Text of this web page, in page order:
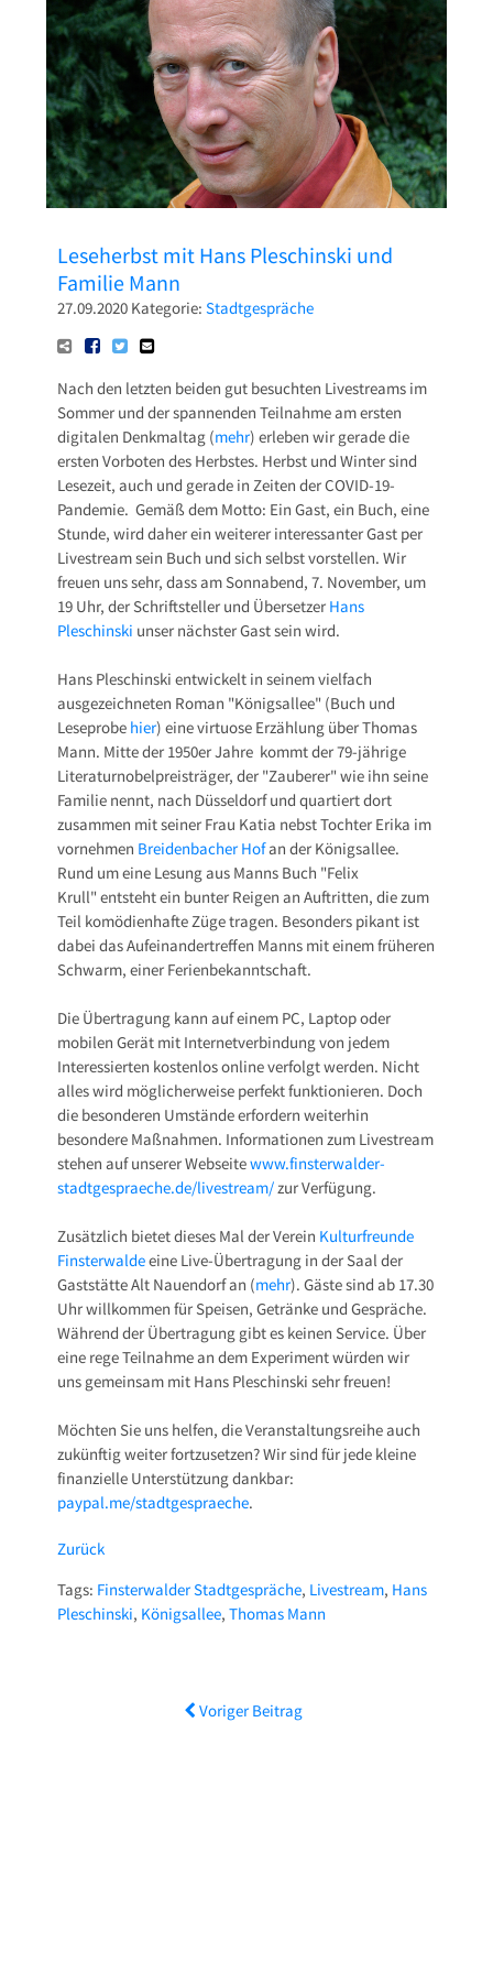
Pressetexte
Sponsoring
Archiv
Leseherbst mit Hans Pleschinski und
Familie Mann
27.09.2020 Kategorie:Stadtgespräche
Nach den letzten beiden gut besuchten Livestreams im
Sommer und der spannenden Teilnahme am ersten
digitalen Denkmaltag (mehr) erleben wir gerade die
ersten Vorboten des Herbstes. Herbst und Winter sind
Lesezeit, auch und gerade in Zeiten der COVID-19-
Pandemie. Gemäß dem Motto: Ein Gast, ein Buch, eine
Stunde, wird daher ein weiterer interessanter Gast per
Livestream sein Buch und sich selbst vorstellen. Wir
freuen uns sehr, dass am Sonnabend, 7. November, um
19 Uhr, der Schriftsteller und Übersetzer Hans
Pleschinski unser nächster Gast sein wird.
Hans Pleschinski entwickelt in seinem vielfach
ausgezeichneten Roman "Königsallee" (Buch und
Leseprobe hier) eine virtuose Erzählung über Thomas
Mann. Mitte der 1950er Jahre kommt der 79-jährige
Literaturnobelpreisträger, der "Zauberer" wie ihn seine
Familie nennt, nach Düsseldorf und quartiert dort
zusammen mit seiner Frau Katia nebst Tochter Erika im
vornehmen Breidenbacher Hofan der Königsallee.
Rund um eine Lesung aus Manns Buch "Felix
Krull" entsteht ein bunter Reigen an Auftritten, die zum
Teil komödienhafte Züge tragen. Besonders pikant ist
dabei das Aufeinandertreffen Manns mit einem früheren
Schwarm, einer Ferienbekanntschaft.
Die Übertragung kann auf einem PC, Laptop oder
mobilen Gerät mit Internetverbindung von jedem
Interessierten kostenlos online verfolgt werden. Nicht
alles wird möglicherweise perfekt funktionieren. Doch
die besonderen Umstände erfordern weiterhin
besondere Maßnahmen. Informationen zum Livestream
stehen auf unserer Webseitewww.finsterwalder-
stadtgespraeche.de/livestream/zur Verfügung.
Zusätzlich bietet dieses Mal der Verein Kulturfreunde
Finsterwaldeeine Live-Übertragung in der Saal der
Gaststätte Alt Nauendorf an (mehr). Gäste sind ab 17.30
Uhr willkommen für Speisen, Getränke und Gespräche.
Während der Übertragung gibt es keinen Service. Über
eine rege Teilnahme an dem Experiment würden wir
uns gemeinsam mit Hans Pleschinski sehr freuen!
Möchten Sie uns helfen, die Veranstaltungsreihe auch
zukünftig weiter fortzusetzen? Wir sind für jede kleine
finanzielle Unterstützung dankbar:
paypal.me/stadtgespraeche.
Zurück
Tags: Finsterwalder Stadtgespräche, Livestream, Hans
Pleschinski, Königsallee,Thomas Mann
Voriger Beitrag